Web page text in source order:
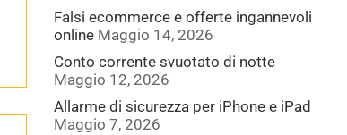
Falsi ecommerce e offerte ingannevoli
online Maggio 14, 2026
Conto corrente svuotato di notte
Maggio 12, 2026
Allarme di sicurezza per iPhone e iPad
Maggio 7, 2026